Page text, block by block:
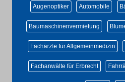
Augenoptiker Automobile
Baumaschinenvermietung
Fachärzte für Allgemeinmedizin
Fachanwälte für Erbrecht